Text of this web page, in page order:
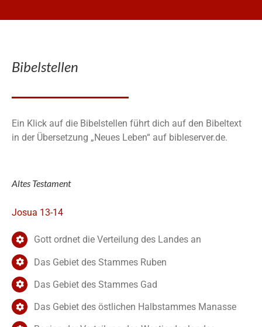
Bibelstellen
Ein Klick auf die Bibelstellen führt dich auf den Bibeltext
in der Übersetzung „Neues Leben“ auf bibleserver.de.
Altes Testament
Josua 13-14
Gott ordnet die Verteilung des Landes an
Das Gebiet des Stammes Ruben
Das Gebiet des Stammes Gad
Das Gebiet des östlichen Halbstammes Manasse